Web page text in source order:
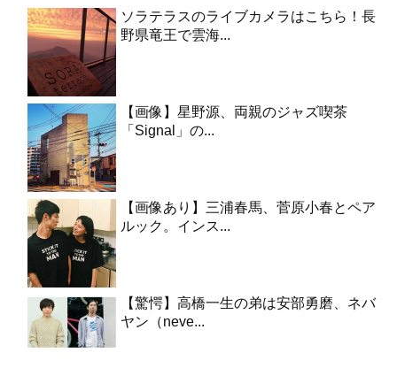
ソラテラスのライブカメラはこちら！長
野県竜王で雲海...
【画像】星野源、両親のジャズ喫茶
「Signal」の...
【画像あり】三浦春馬、菅原小春とペア
ルック。インス...
【驚愕】高橋一生の弟は安部勇磨、ネバ
ヤン（neve...